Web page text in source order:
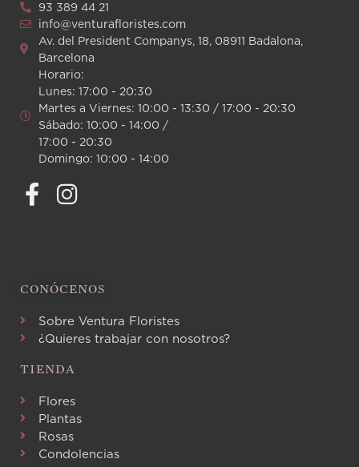
93 389 44 21
info@venturafloristes.com
Av. del President Companys, 18, 08911 Badalona,
Barcelona
Horario:
Lunes: 17:00 - 20:30
Martes a Viernes: 10:00 - 13:30 / 17:00 - 20:30
Sábado: 10:00 - 14:00 /
17:00 - 20:30
Domingo: 10:00 - 14:00
CONÓCENOS
Sobre Ventura Floristes
¿Quieres trabajar con nosotros?
TIENDA
Flores
Plantas
Rosas
Condolencias